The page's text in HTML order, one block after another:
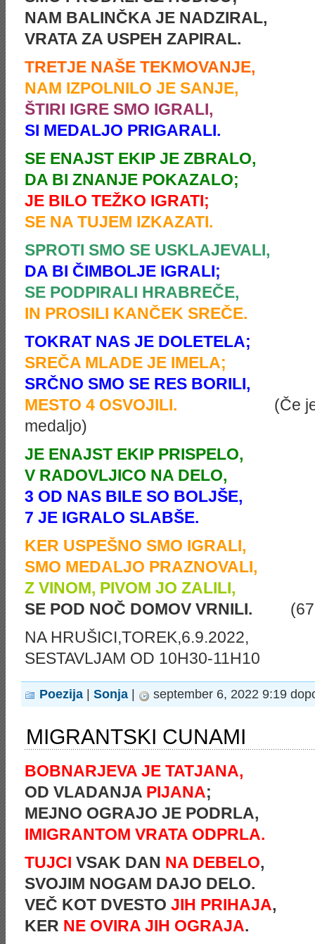
NAM BALINČKA JE NADZIRAL,
VRATA ZA USPEH ZAPIRAL.
TRETJE NAŠE TEKMOVANJE,
NAM IZPOLNILO JE SANJE,
ŠTIRI IGRE SMO IGRALI,
SI MEDALJO PRIGARALI.
SE ENAJST EKIP JE ZBRALO,
DA BI ZNANJE POKAZALO;
JE BILO TEŽKO IGRATI;
SE NA TUJEM IZKAZATI.
SPROTI SMO SE USKLAJEVALI,
DA BI ČIMBOLJE IGRALI;
SE PODPIRALI HRABREČE,
IN PROSILI KANČEK SREČE.
TOKRAT NAS JE DOLETELA;
SREČA MLADE JE IMELA;
SRČNO SMO SE RES BORILI,
MESTO 4 OSVOJILI.
(Če
medaljo)
JE ENAJST EKIP PRISPELO,
V RADOVLJICO NA DELO,
3 OD NAS BILE SO BOLJŠE,
7 JE IGRALO SLABŠE.
KER USPEŠNO SMO IGRALI,
SMO MEDALJO PRAZNOVALI,
Z VINOM, PIVOM JO ZALILI,
SE POD NOČ DOMOV VRNILI.
NA HRUŠICI,TOREK,6.9.2022,
SESTAVLJAM OD 10H30-11H10
Poezija Sonja september 6, 2022 9:19
MIGRANTSKI CUNAMI
BOBNARJEVA JE TATJANA,
OD VLADANJA PIJANA;
MEJNO OGRAJO JE PODRLA,
IMIGRANTOM VRATA ODPRLA.
TUJCI VSAK DAN NA DEBELO,
SVOJIM NOGAM DAJO DELO.
VEČ KOT DVESTO JIH PRIHAJA,
KER NE OVIRA JIH OGRAJA.